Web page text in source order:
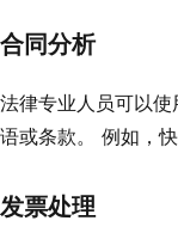
合同分析
法律专业人员可以
语或条款。 例如，
发票处理